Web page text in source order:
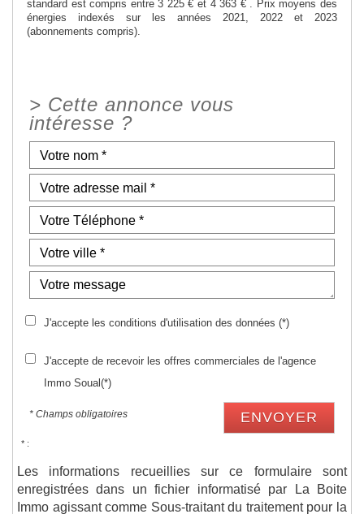
standard est compris entre 3 225 € et 4 363 € . Prix moyens des
énergies indexés sur les années 2021, 2022 et 2023
(abonnements compris).
> Cette annonce vous
intéresse ?
J'accepte les conditions d'utilisation des données (*)
J'accepte de recevoir les offres commerciales de l'agence
Immo Soual(*)
* Champs obligatoires ENVOYER
* :
Les informations recueillies sur ce formulaire sont
enregistrées dans un fichier informatisé par La Boite
Immo agissant comme Sous-traitant du traitement pour la